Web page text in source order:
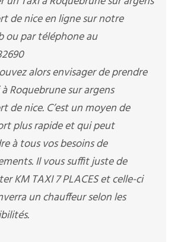
de nice en ligne sur notre
ou par téléphone au
alors envisager de prendre
Roquebrune sur argens
de nice. C’est un moyen de
plus rapide et qui peut
à tous vos besoins de
Il vous suffit juste de
KM TAXI 7 PLACES et celle-ci
un chauffeur selon les